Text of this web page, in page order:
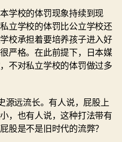
学校的体罚现象持续到现
立学校的体罚比公立学校还
校承担着要培养孩子进入好
严格。在此前提下，日本媒
不对私立学校的体罚做过多
源远流长。有人说，屁股上
，也有人说，这种打法带有
股是不是旧时代的流弊？